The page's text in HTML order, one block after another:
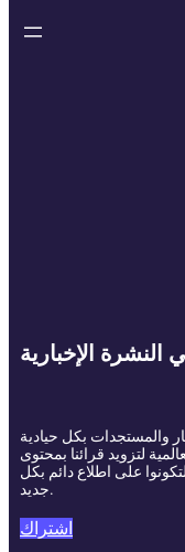
والمستجدات بكل حيادية
لتزويد قرائنا بمحتوى
لتكونوا على اطلاع دائم بكل
جديد.
اشتراك